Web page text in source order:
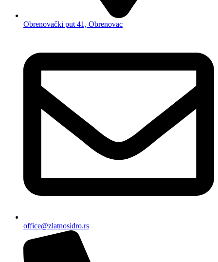
Obrenovački put 41, Obrenovac
office@zlatnosidro.rs